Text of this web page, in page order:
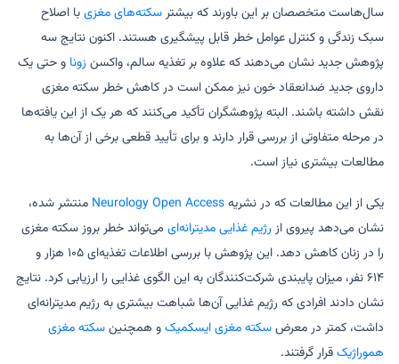
سال‌هاست متخصصان بر این باورند که بیشترسکته‌های مغزیبا اصلاح
سبک زندگی و کنترل عوامل خطر قابل پیشگیری هستند. اکنون نتایج سه
پژوهش جدید نشان می‌دهند که علاوه بر تغذیه سالم، واکسن زونا و حتی یک
داروی جدید ضدانعقاد خون نیز ممکن است در کاهش خطر سکته مغزی
نقش داشته باشند. البته پژوهشگران تأکید می‌کنند که هر یک از این یافته‌ها
در مرحله متفاوتی از بررسی قرار دارند و برای تأیید قطعی برخی از آن‌ها به
مطالعات بیشتری نیاز است.
یکی از این مطالعات که در نشریهNeurology Open Access منتشر شده،
نشان می‌دهد پیروی از رژیم غذایی مدیترانه‌ای می‌تواند خطر بروز سکته مغزی
را در زنان کاهش دهد. این پژوهش با بررسی اطلاعات تغذیه‌ای ۱۰۵ هزار و
۶۱۴ نفر، میزان پایبندی شرکت‌کنندگان به این الگوی غذایی را ارزیابی کرد. نتایج
نشان دادند افرادی که رژیم غذایی آن‌ها شباهت بیشتری به رژیم مدیترانه‌ای
داشت، کمتر در معرضسکته مغزی ایسکمیکو همچنینسکته مغزی
هموراژیکقرار گرفتند.